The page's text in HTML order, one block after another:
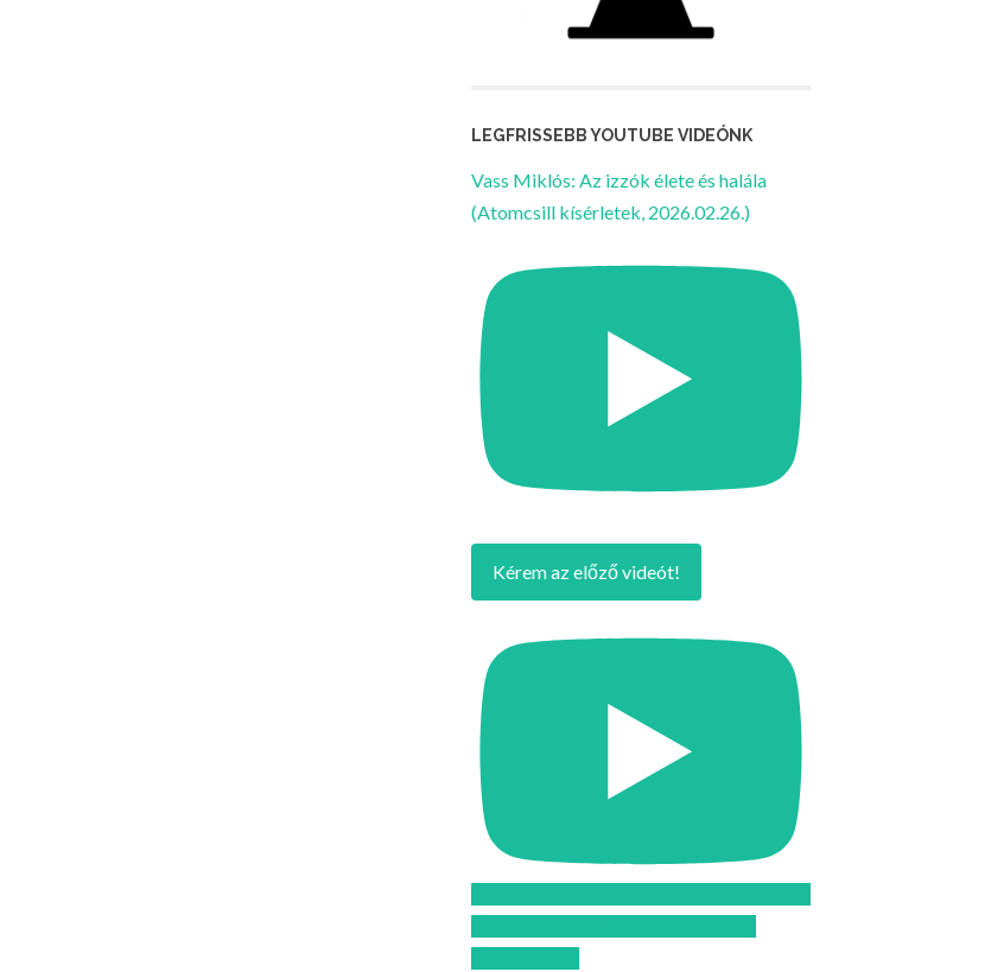
LEGFRISSEBB YOUTUBE VIDEÓNK
Vass Miklós: Az izzók élete és halála
(Atomcsill kísérletek, 2026.02.26.)
Kérem az előző videót!